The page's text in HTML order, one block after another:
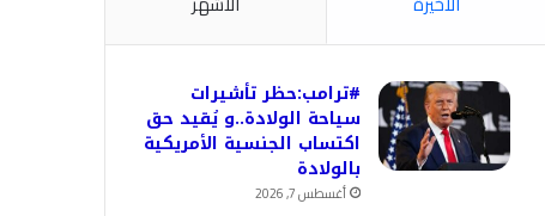
#ترامب:حظر تأشيرات
سياحة الولادة..و يُقيد حق
اكتساب الجنسية الأمريكية
بالولادة
أغسطس 7, 2026